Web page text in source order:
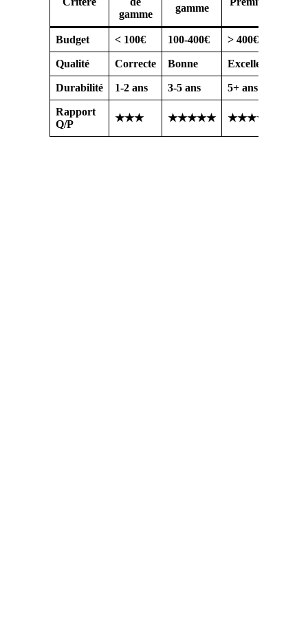
gamme
gamme
Budget < 100€ 100-400€ > 400€
Qualité Correcte Bonne Excellente
Durabilité 1-2 ans 3-5 ans 5+ ans
Rapport
Q/P
★★★ ★★★★★ ★★★★